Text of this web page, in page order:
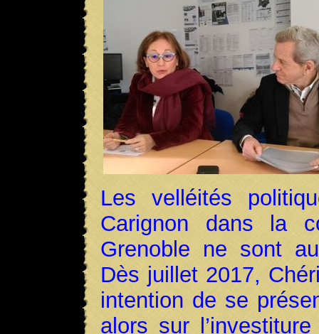
Les velléités
Carignon dans la
Grenoble ne sont
Dès juillet 2017,
intention de se
alors sur